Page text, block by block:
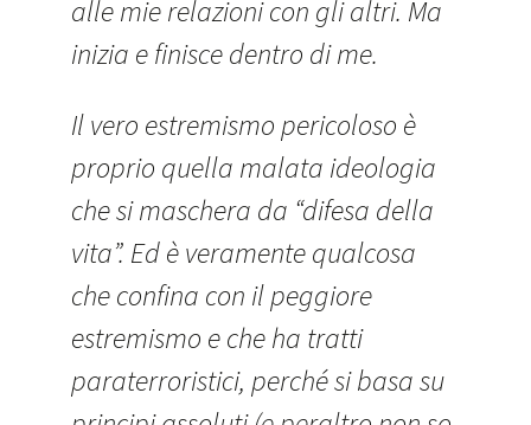
alle mie relazioni con gli altri. Ma
inizia e finisce dentro di me.
Il vero estremismo pericoloso è
proprio quella malata ideologia
che si maschera da “difesa della
vita”. Ed è veramente qualcosa
che confina con il peggiore
estremismo e che ha tratti
paraterroristici, perché si basa su